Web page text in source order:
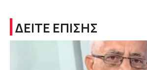
ΔΕΙΤΕ ΕΠΙΣΗΣ